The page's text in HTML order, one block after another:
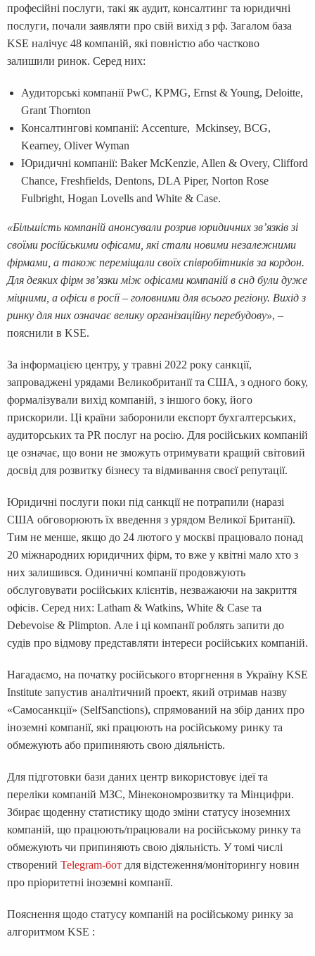
професійні послуги, такі як аудит, консалтинг та юридичні
послуги, почали заявляти про свій вихід з рф. Загалом база
KSE налічує 48 компаній, які повністю або частково
залишили ринок. Серед них:
Аудиторські компанії PwC, KPMG, Ernst & Young, Deloitte,
Grant Thornton
Консалтингові компанії: Accenture, Mckinsey, BCG,
Kearney, Oliver Wyman
Юридичні компанії: Baker McKenzie, Allen & Overy, Clifford
Chance, Freshfields, Dentons, DLA Piper, Norton Rose
Fulbright, Hogan Lovells and White & Case.
«Більшість компаній анонсували розрив юридичних зв’язків зі
своїми російськими офісами, які стали новими незалежними
фірмами, а також переміщали своїх співробітників за кордон.
Для деяких фірм зв’язки між офісами компаній в снд були дуже
міцними, а офіси в росії – головними для всього регіону. Вихід з
ринку для них означає велику організаційну перебудову», –
пояснили в KSE.
За інформацією центру, у травні 2022 року санкції,
запроваджені урядами Великобританії та США, з одного боку,
формалізували вихід компаній, з іншого боку, його
прискорили. Ці країни заборонили експорт бухгалтерських,
аудиторських та PR послуг на росію. Для російських компаній
це означає, що вони не зможуть отримувати кращий світовий
досвід для розвитку бізнесу та відмивання своєї репутації.
Юридичні послуги поки під санкції не потрапили (наразі
США обговорюють їх введення з урядом Великої Британії).
Тим не менше, якщо до 24 лютого у москві працювало понад
20 міжнародних юридичних фірм, то вже у квітні мало хто з
них залишився. Одиничні компанії продовжують
обслуговувати російських клієнтів, незважаючи на закриття
офісів. Серед них: Latham & Watkins, White & Case та
Debevoise & Plimpton. Але і ці компанії роблять запити до
судів про відмову представляти інтереси російських компаній.
Нагадаємо, на початку російського вторгнення в Україну KSE
Institute запустив аналітичний проект, який отримав назву
«Самосанкції» (SelfSanctions), спрямований на збір даних про
іноземні компанії, які працюють на російському ринку та
обмежують або припиняють свою діяльність.
Для підготовки бази даних центр використовує ідеї та
переліки компаній МЗС, Мінекономрозвитку та Мінцифри.
Збирає щоденну статистику щодо зміни статусу іноземних
компаній, що працюють/працювали на російському ринку та
обмежують чи припиняють свою діяльність. У томі числі
створений Telegram-бот для відстеження/моніторингу новин
про пріоритетні іноземні компанії.
Пояснення щодо статусу компаній на російському ринку за
алгоритмом KSE :